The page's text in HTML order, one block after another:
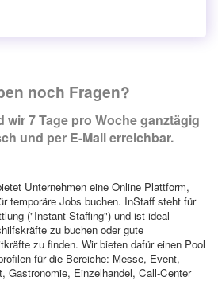
noch Fragen?
wir 7 Tage pro Woche ganztägig
und per E-Mail erreichbar.
Unternehmen eine Online Plattform,
temporäre Jobs buchen. InStaff steht für
("Instant Staffing") und ist ideal
zu buchen oder gute
zu finden. Wir bieten dafür einen Pool
für die Bereiche: Messe, Event,
Gastronomie, Einzelhandel, Call-Center